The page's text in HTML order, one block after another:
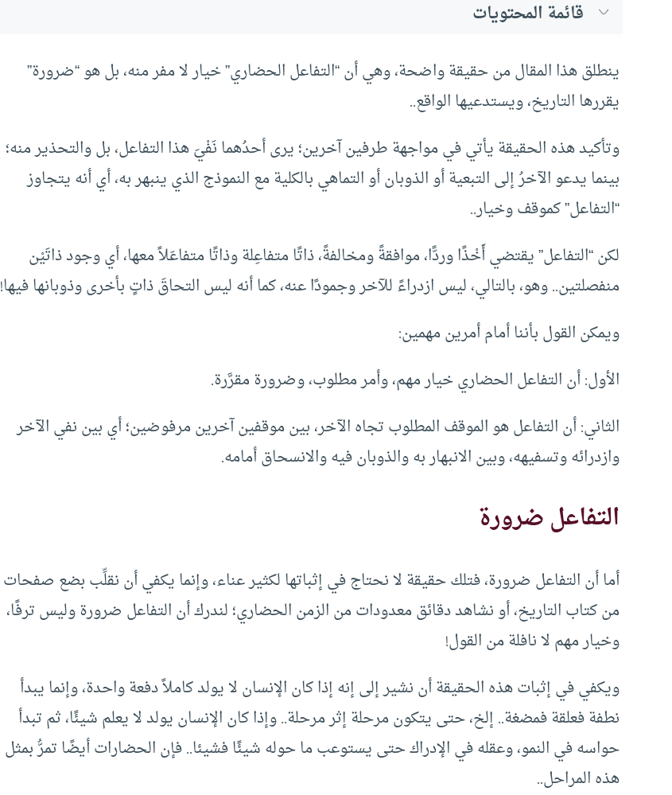
قائمة المحتويات
ينطلق هذا المقال من حقيقة واضحة، وهي أن “التفاعل الحضاري” خيار لا مفر منه، بل هو “ضرورة”
يقررها التاريخ، ويستدعيها الواقع..
وتأكيد هذه الحقيقة يأتي في مواجهة طرفين آخرين؛ يرى أحدُهما نَفْيَ هذا التفاعل، بل والتحذير منه؛
بينما يدعو الآخرُ إلى التبعية أو الذوبان أو التماهي بالكلية مع النموذج الذي ينبهر به، أي أنه يتجاوز
“التفاعل” كموقف وخيار..
لكن “التفاعل” يقتضي أَخْذًا وردًّا، موافقةً ومخالفةً، ذاتًا متفاعِلة وذاتًا متفاعَلاً معها، أي وجود ذاتَيْن
منفصلتين.. وهو، بالتالي، ليس ازدراءً للآخر وجمودًا عنه، كما أنه ليس التحاقَ ذاتٍ بأخرى وذوبانها فيها!
ويمكن القول بأننا أمام أمرين مهمين:
الأول: أن التفاعل الحضاري خيار مهم، وأمر مطلوب، وضرورة مقرَّرة.
الثاني: أن التفاعل هو الموقف المطلوب تجاه الآخر، بين موقفين آخرين مرفوضين؛ أي بين نفي الآخر
وازدرائه وتسفيهه، وبين الانبهار به والذوبان فيه والانسحاق أمامه.
التفاعل ضرورة
أما أن التفاعل ضرورة، فتلك حقيقة لا نحتاج في إثباتها لكثير عناء، وإنما يكفي أن نقلِّب بضع صفحات
من كتاب التاريخ، أو نشاهد دقائق معدودات من الزمن الحضاري؛ لندرك أن التفاعل ضرورة وليس ترفًا،
وخيار مهم لا نافلة من القول!
ويكفي في إثبات هذه الحقيقة أن نشير إلى إنه إذا كان الإنسان لا يولد كاملاً دفعة واحدة، وإنما يبدأ
نطفة فعلقة فمضغة.. إلخ، حتى يتكون مرحلة إثر مرحلة.. وإذا كان الإنسان يولد لا يعلم شيئًا، ثم تبدأ
حواسه في النمو، وعقله في الإدراك حتى يستوعب ما حوله شيئًا فشيئا.. فإن الحضارات أيضًا تمرُّ بمثل
هذه المراحل..